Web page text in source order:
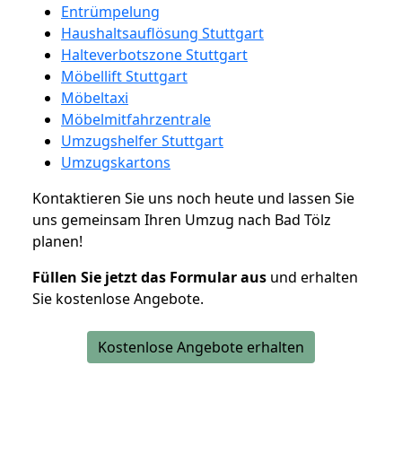
Entrümpelung
Haushaltsauflösung Stuttgart
Halteverbotszone Stuttgart
Möbellift Stuttgart
Möbeltaxi
Möbelmitfahrzentrale
Umzugshelfer Stuttgart
Umzugskartons
Kontaktieren Sie uns noch heute und lassen Sie
uns gemeinsam Ihren Umzug nach Bad Tölz
planen!
Füllen Sie jetzt das Formular aus und erhalten
Sie kostenlose Angebote.
Kostenlose Angebote erhalten